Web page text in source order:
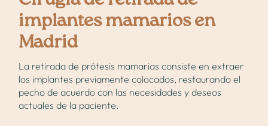
implantes mamarios en
Madrid
La retirada de prótesis mamarias consiste en extraer
los implantes previamente colocados, restaurando el
pecho de acuerdo con las necesidades y deseos
actuales de la paciente.